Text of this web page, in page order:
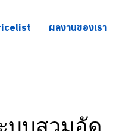
ผลงานของเรา